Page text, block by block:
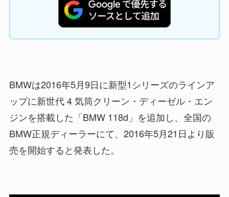
BMWは2016年5月9日に新型1シリーズのラインア
ップに新世代 4 気筒クリーン・ディーゼル・エン
ジンを搭載した「BMW 118d」を追加し、全国の
BMW正規ディーラーにて、2016年5月21日より販
売を開始すると発表した。